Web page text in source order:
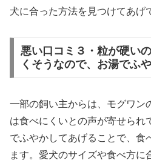
犬に合った方法を見つけてあげ
悪い口コミ３・粒が硬い
くそうなので、お湯でふ
一部の飼い主からは、モグワン
は食べにくいとの声が寄せられ
でふやかしてあげることで、食
ます。愛犬のサイズや食べ方に